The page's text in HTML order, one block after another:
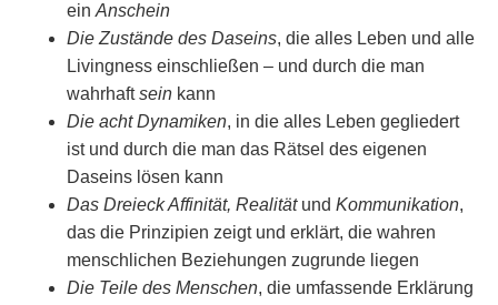
ein Anschein
Die Zustände des Daseins, die alles Leben und alle
Livingness einschließen – und durch die man
wahrhaftsein kann
Die acht Dynamiken, in die alles Leben gegliedert
ist und durch die man das Rätsel des eigenen
Daseins lösen kann
Das Dreieck Affinität, Realitätund Kommunikation,
das die Prinzipien zeigt und erklärt, die wahren
menschlichen Beziehungen zugrunde liegen
Die Teile des Menschen, die umfassende Erklärung